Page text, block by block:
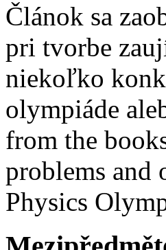
Článok sa
pri tvorbe
niekoľko
olympiáde
from the
problems and
Physics